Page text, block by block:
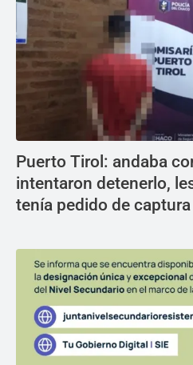
Puerto Tirol: andaba
intentaron detenerlo,
tenía pedido de captura